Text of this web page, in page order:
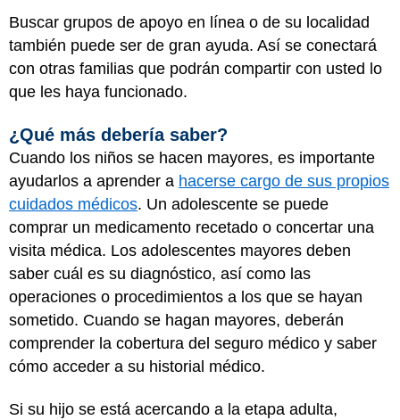
Buscar grupos de apoyo en línea o de su localidad
también puede ser de gran ayuda. Así se conectará
con otras familias que podrán compartir con usted lo
que les haya funcionado.
¿Qué más debería saber?
Cuando los niños se hacen mayores, es importante
ayudarlos a aprender a hacerse cargo de sus propios
cuidados médicos. Un adolescente se puede
comprar un medicamento recetado o concertar una
visita médica. Los adolescentes mayores deben
saber cuál es su diagnóstico, así como las
operaciones o procedimientos a los que se hayan
sometido. Cuando se hagan mayores, deberán
comprender la cobertura del seguro médico y saber
cómo acceder a su historial médico.
Si su hijo se está acercando a la etapa adulta,